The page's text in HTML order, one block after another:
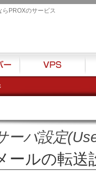
PROXのサービス
ーバ設定
ールの転送
VPS ハ